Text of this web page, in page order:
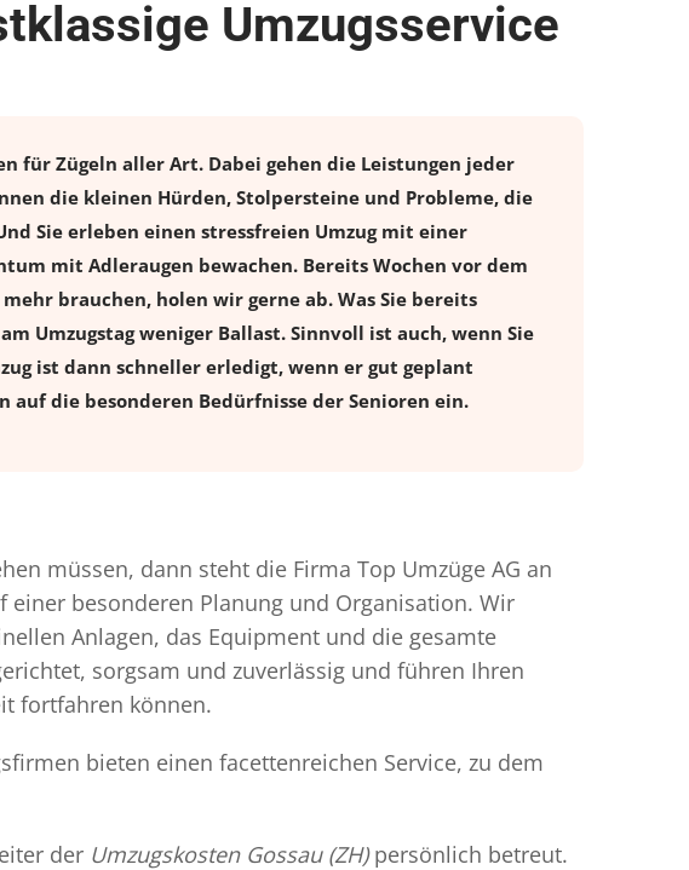
Umzugsservice
für Zügeln aller Art. Dabei gehen die Leistungen jeder
die kleinen Hürden, Stolpersteine und Probleme, die
Sie erleben einen stressfreien Umzugmit einer
mit Adleraugen bewachen. Bereits Wochen vor dem
brauchen, holen wir gerne ab. Was Sie bereits
Umzugstag weniger Ballast. Sinnvoll ist auch, wenn Sie
ist dann schneller erledigt, wenn er gut geplant
die besonderen Bedürfnisse der Senioren ein.
müssen, dann steht die Firma Top Umzüge AG an
einer besonderen Planung und Organisation. Wir
Anlagen, das Equipment und die gesamte
sorgsam und zuverlässig und führen Ihren
fortfahren können.
bieten einen facettenreichen Service, zu dem
der Umzugskosten Gossau (ZH)persönlich betreut.